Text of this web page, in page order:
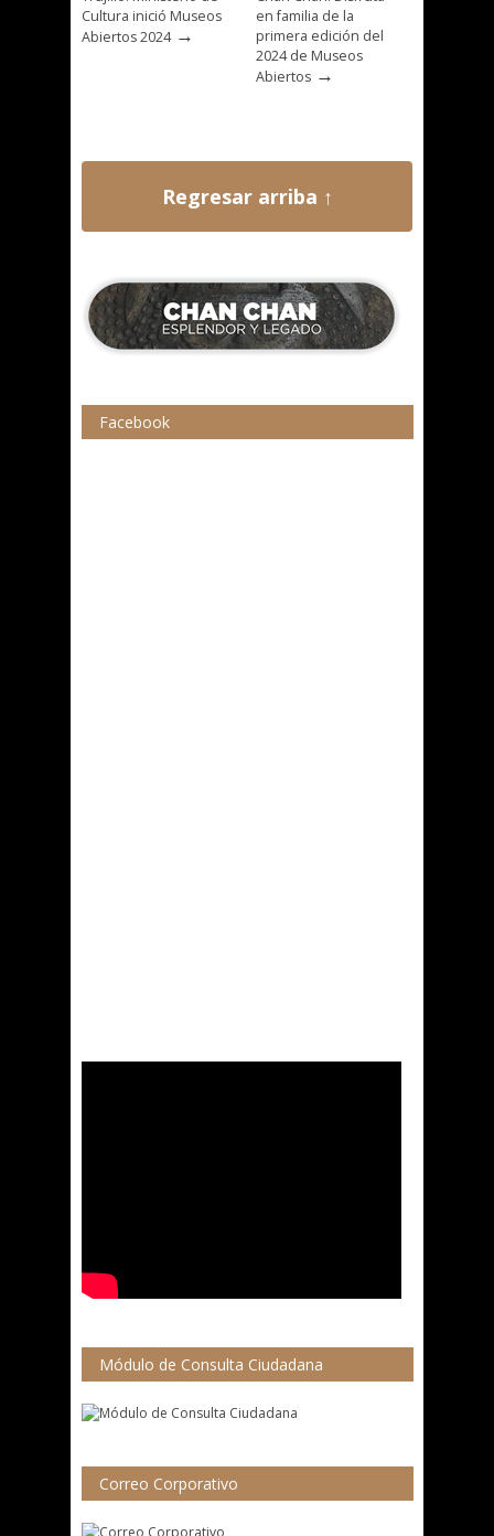
Cultura inició Museos
Abiertos 2024→
en familia de la
primera edición del
2024 de Museos
Abiertos →
Regresar arriba ↑
Facebook
Módulo de Consulta Ciudadana
Correo Corporativo